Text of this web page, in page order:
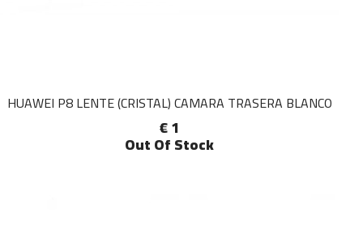
HUAWEI P8 LENTE (CRISTAL) CAMARA TRASERA BLANCO
€ 1
Out Of Stock